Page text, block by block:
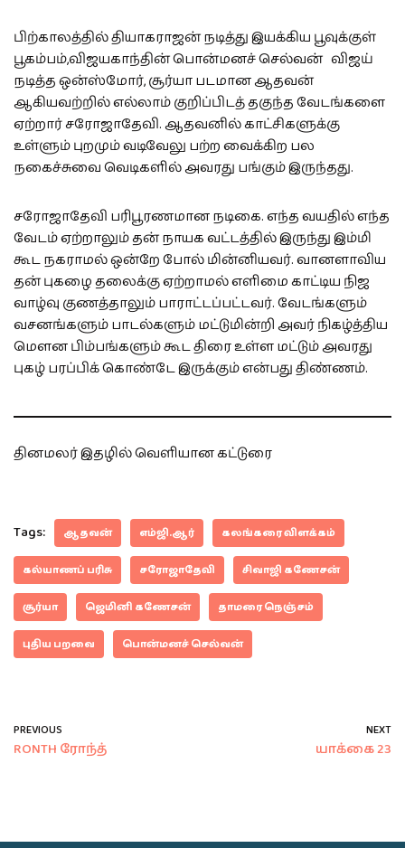
பிற்காலத்தில் தியாகராஜன் நடித்து இயக்கிய பூவுக்குள்
பூகம்பம்,விஜயகாந்தின் பொன்மனச் செல்வன் விஜய்
நடித்த ஒன்ஸ்மோர், சூர்யா படமான ஆதவன்
ஆகியவற்றில் எல்லாம் குறிப்பிடத் தகுந்த வேடங்களை
ஏற்றார் சரோஜாதேவி. ஆதவனில் காட்சிகளுக்கு
உள்ளும் புறமும் வடிவேலு பற்ற வைக்கிற பல
நகைச்சுவை வெடிகளில் அவரது பங்கும் இருந்தது.
சரோஜாதேவி பரிபூரணமான நடிகை. எந்த வயதில் எந்த
வேடம் ஏற்றாலும் தன் நாயக வட்டத்தில் இருந்து இம்மி
கூட நகராமல் ஒன்றே போல் மின்னியவர். வானளாவிய
தன் புகழை தலைக்கு ஏற்றாமல் எளிமை காட்டிய நிஜ
வாழ்வு குணத்தாலும் பாராட்டப்பட்டவர். வேடங்களும்
வசனங்களும் பாடல்களும் மட்டுமின்றி அவர் நிகழ்த்திய
மௌன பிம்பங்களும் கூட திரை உள்ள மட்டும் அவரது
புகழ் பரப்பிக் கொண்டே இருக்கும் என்பது திண்ணம்.
தினமலர் இதழில் வெளியான கட்டுரை
Tags: ஆதவன் எம்ஜி.ஆர் கலங்கரை விளக்கம்
கல்யாணப் பரிசு சரோஜாதேவி சிவாஜி கணேசன்
சூர்யா ஜெமினி கணேசன் தாமரை நெஞ்சம்
புதிய பறவை பொன்மனச் செல்வன்
PREVIOUS
RONTH ரோந்த்
NEXT
யாக்கை 23